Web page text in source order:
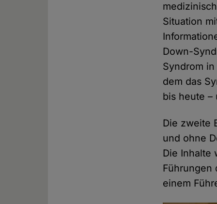
Situation
Down-
Syndrom
dem das
bis heute –
Die zweite
und ohne
Die Inhalte
Führungen
einem